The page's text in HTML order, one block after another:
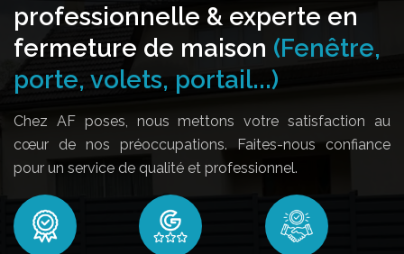
professionnelle & experte en
fermeture de maison (Fenêtre,
porte, volets, portail...)
Chez AF poses, nous mettons votre satisfaction au
cœur de nos préoccupations. Faites-nous confiance
pour un service de qualité et professionnel.